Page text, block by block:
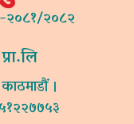
२०८१/२०८२
।